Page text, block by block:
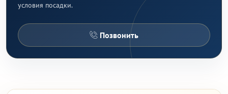
условия посадки.
Позвонить